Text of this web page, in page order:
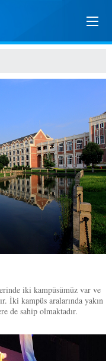
iki kampüsümüz var ve
İki kampüs aralarında yakın
de sahip olmaktadır.